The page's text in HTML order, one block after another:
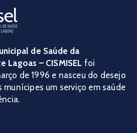
de Saúde da
Lagoas – CISMISEL foi
de 1996 e nasceu do desejo
munícipes um serviço em saúde